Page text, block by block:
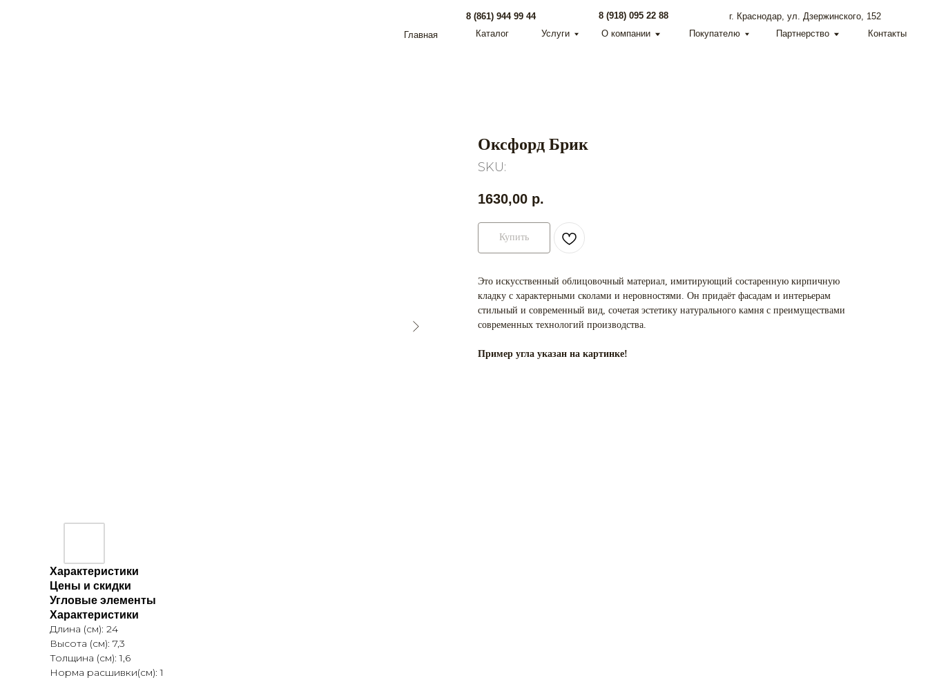
Контакты
Партнерство
Покупателю
О компании
Услуги
г. Краснодар, ул. Дзержинского, 152
8 (918) 095 22 88
8 (861) 944 99 44
Оксфорд Брик
SKU:
1630,00 р.
Купить
Это искусственный облицовочный материал, имитирующий состаренную кирпичную
кладку с характерными сколами и неровностями. Он придаёт фасадам и интерьерам
стильный и современный вид, сочетая эстетику натурального камня с преимуществами
современных технологий производства.
Пример угла указан на картинке!
Характеристики
Цены и скидки
Угловые элементы
Характеристики
Длина (см): 24
Высота (см): 7,3
Толщина (см): 1,6
Норма расшивки(см): 1